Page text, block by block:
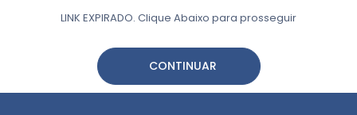
LINK EXPIRADO. Clique Abaixo para prosseguir
CONTINUAR